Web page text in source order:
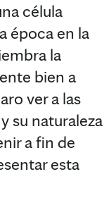
célula
época en la
la
bien a
ver a las
su naturaleza
a fin de
esta